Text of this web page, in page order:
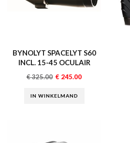
BYNOLYT SPACELYT S60
INCL. 15-45 OCULAIR
€325.00 € 245.00
IN WINKELMAND